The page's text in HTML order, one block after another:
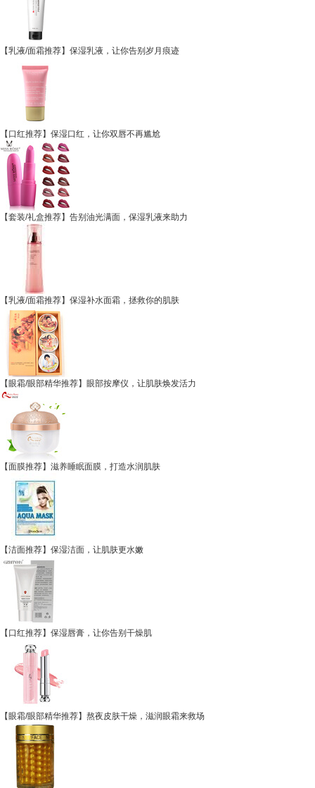
【乳液/面霜推荐】保湿乳液，让你告别岁月痕迹
【口红推荐】保湿口红，让你双唇不再尴尬
【套装/礼盒推荐】告别油光满面，保湿乳液来助力
【乳液/面霜推荐】保湿补水面霜，拯救你的肌肤
【眼霜/眼部精华推荐】眼部按摩仪，让肌肤焕发活力
【面膜推荐】滋养睡眠面膜，打造水润肌肤
【洁面推荐】保湿洁面，让肌肤更水嫩
【口红推荐】保湿唇膏，让你告别干燥肌
【眼霜/眼部精华推荐】熬夜皮肤干燥，滋润眼霜来救场